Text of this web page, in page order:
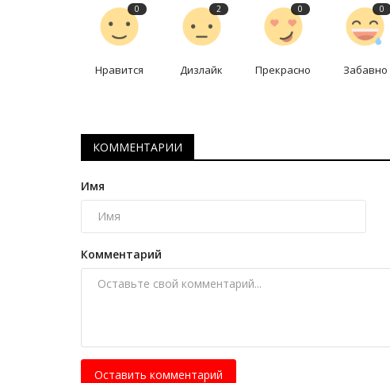
0
Нравится
2
Дизлайк
0
Прекрасно
0
Забавно
КОММЕНТАРИИ
Имя
Комментарий
Оставить комментарий
Более 800 бегунов вышли на старт
Июль 27, 2026 0 481
На набережной Иртыша собрались участники из
разных регионов Казахстана. Самому старшему...